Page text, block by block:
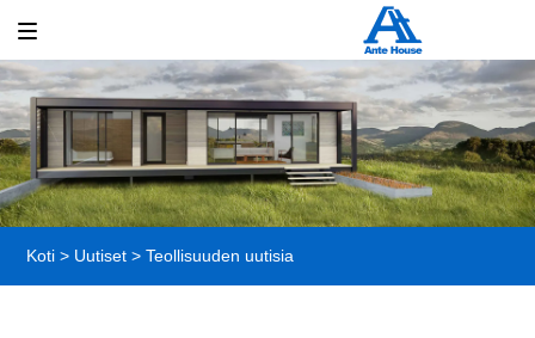
Koti > Uutiset >Teollisuuden uutisia